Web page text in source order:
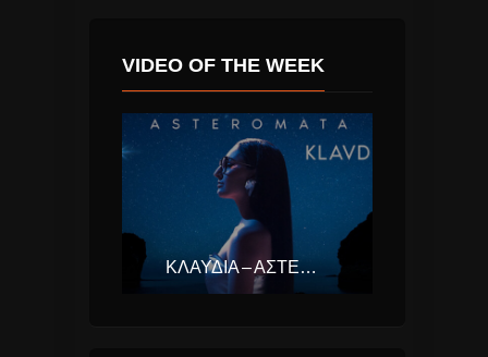
VIDEO OF THE WEEK
ΚΛΑΥΔΊΑ – ΑΣΤΕΡΟΜΆΤΑ (EUROVISION ΕΛΛΆΔΑ 2025)